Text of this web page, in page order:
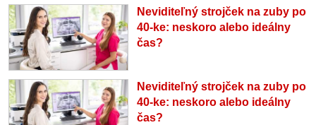
Neviditeľný strojček na zuby po
40-ke: neskoro alebo ideálny
čas?
Neviditeľný strojček na zuby po
40-ke: neskoro alebo ideálny
čas?